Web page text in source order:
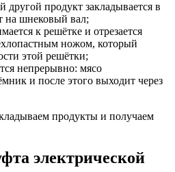
продукт закладывается в
на шнековый вал;
к решётке и отрезается
ножом, который
этой решётки;
непрерывно: мясо
и после этого выходит через
продукты и получаем
электрической